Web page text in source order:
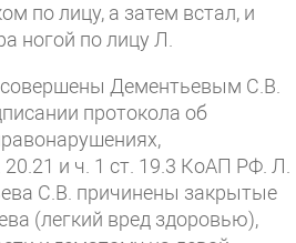
по лицу, а затем встал, и
ногой по лицу Л.
Дементьевым С.В.
протокола об
и ч. 1 ст. 19.3 КоАП РФ. Л.
С.В. причинены закрытые
(легкий вред здоровью),